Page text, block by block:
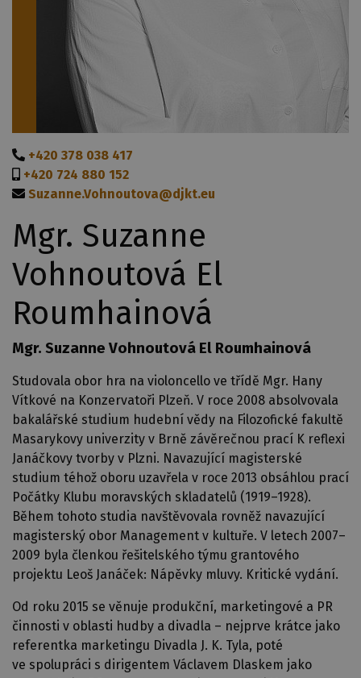
+420 378 038 417
+420 724 880 152
Suzanne.Vohnoutova@djkt.eu
Mgr. Suzanne
Vohnoutová El
Roumhainová
Mgr. Suzanne Vohnoutová El Roumhainová
Studovala obor hra na violoncello ve třídě Mgr. Hany
Vítkové na Konzervatoři Plzeň. V roce 2008 absolvovala
bakalářské studium hudební vědy na Filozofické fakultě
Masarykovy univerzity v Brně závěrečnou prací K reflexi
Janáčkovy tvorby v Plzni. Navazující magisterské
studium téhož oboru uzavřela v roce 2013 obsáhlou prací
Počátky Klubu moravských skladatelů (1919–1928).
Během tohoto studia navštěvovala rovněž navazující
magisterský obor Management v kultuře. V letech 2007–
2009 byla členkou řešitelského týmu grantového
projektu Leoš Janáček: Nápěvky mluvy. Kritické vydání.
Od roku 2015 se věnuje produkční, marketingové a PR
činnosti v oblasti hudby a divadla – nejprve krátce jako
referentka marketingu Divadla J. K. Tyla, poté
ve spolupráci s dirigentem Václavem Dlaskem jako